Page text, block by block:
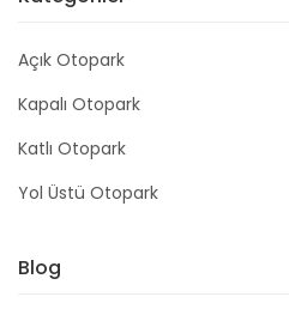
Açık Otopark
Kapalı Otopark
Katlı Otopark
Yol Üstü Otopark
Blog